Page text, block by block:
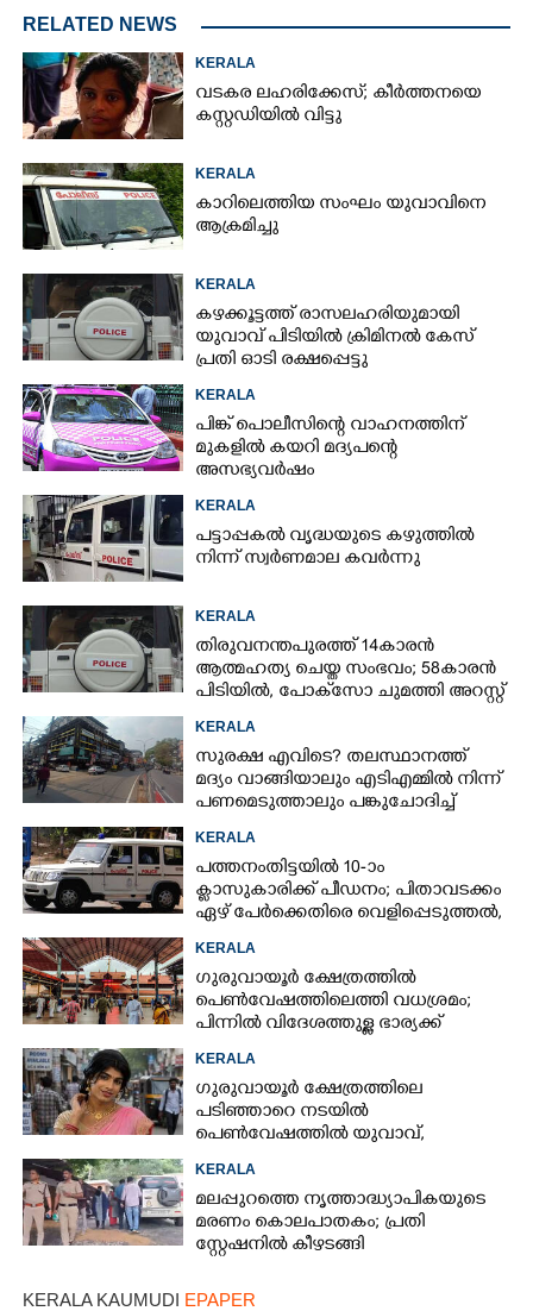
RELATED NEWS
KERALA
വടകര ലഹരിക്കേസ്; കീർത്തനയെ
കസ്റ്റഡിയിൽ വിട്ടു
KERALA
കാറിലെത്തിയ സംഘം യുവാവിനെ
ആക്രമിച്ചു
KERALA
കഴക്കൂട്ടത്ത് രാസലഹരിയുമായി
യുവാവ് പിടിയിൽ ക്രിമിനൽ കേസ്
പ്രതി ഓടി രക്ഷപ്പെട്ടു
KERALA
പിങ്ക് പൊലീസിന്റെ വാഹനത്തിന്
മുകളിൽ കയറി മദ്യപന്റെ
അസഭ്യവ‌ർഷം
KERALA
പട്ടാപ്പകൽ വൃദ്ധയുടെ കഴുത്തിൽ
നിന്ന് സ്വർണമാല കവർന്നു
KERALA
തിരുവനന്തപുരത്ത് 14കാരൻ
ആത്മഹത്യ ചെയ്ത സംഭവം; 58കാരൻ
പിടിയിൽ, പോക്‌സോ ചുമത്തി അറസ്റ്റ്
KERALA
സുരക്ഷ എവിടെ?​ തലസ്ഥാനത്ത്
മദ്യം വാങ്ങിയാലും എടിഎമ്മിൽ നിന്ന്
പണമെടുത്താലും പങ്കുചോദിച്ച്
KERALA
പത്തനംതിട്ടയിൽ 10-ാം
ക്ലാസുകാരിക്ക് പീഡനം; പിതാവടക്കം
ഏഴ് പേർക്കെതിരെ വെളിപ്പെടുത്തൽ,
KERALA
ഗുരുവായൂർ ക്ഷേത്രത്തിൽ
പെൺവേഷത്തിലെത്തി വധശ്രമം;
പിന്നിൽ വിദേശത്തുള്ള ഭാര്യക്ക്
KERALA
ഗുരുവായൂർ ക്ഷേത്രത്തിലെ
പടിഞ്ഞാറെ നടയിൽ
പെൺവേഷത്തിൽ യുവാവ്,​
തെളിഞ്ഞത് വൻഗൂഢാലോചന
KERALA
മലപ്പുറത്തെ നൃത്താദ്ധ്യാപികയുടെ
മരണം കൊലപാതകം; പ്രതി
സ്റ്റേഷനിൽ കീഴടങ്ങി
KERALA KAUMUDI EPAPER